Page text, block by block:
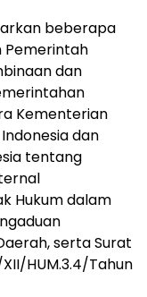
beberapa
Pemerintah
dan
Kementerian
dan
tentang
Hukum dalam
serta Surat
HUM.3.4/Tahun